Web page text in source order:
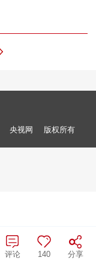
央视网 版权所有
分享
140
评论